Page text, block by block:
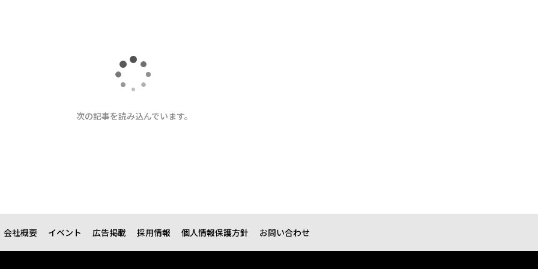
の長期伴走型支援とは
者フォロー 記事を保存